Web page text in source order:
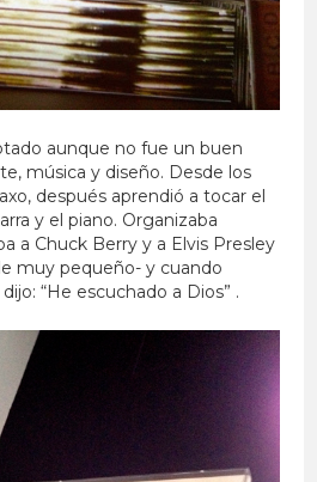
aunque no fue un buen
música y diseño. Desde los
después aprendió a tocar el
y el piano. Organizaba
a Chuck Berry y a Elvis Presley
muy pequeño- y cuando
“He escuchado a Dios” .